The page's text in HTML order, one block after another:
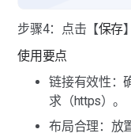
步骤4：点击【保存
使用要点
链接有效性：
求（https）。
布局合理：放